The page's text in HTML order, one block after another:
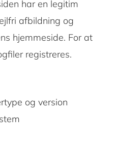
har en legitim
afbildning og
hjemmeside. For at
registreres.
og version